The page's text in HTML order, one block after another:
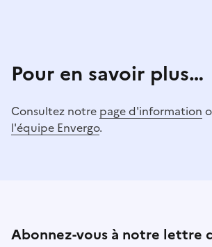
Pour en savoir plus…
Consultez notre page d'information
l'équipe Envergo.
Abonnez-vous à notre lettre